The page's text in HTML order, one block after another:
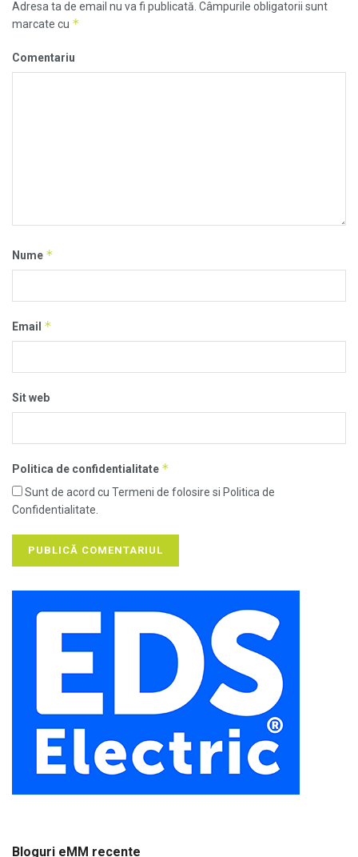
Adresa ta de email nu va fi publicată. Câmpurile obligatorii sunt
marcate cu *
Comentariu
Nume *
Email *
Sit web
Politica de confidentialitate *
Sunt de acord cu Termeni de folosire si Politica de
Confidentialitate.
Bloguri eMM recente